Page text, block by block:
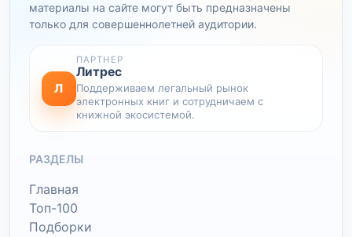
материалы на сайте могут быть предназначены
только для совершеннолетней аудитории.
Л
ПАРТНЕР
Литрес
Поддерживаем легальный рынок
электронных книг и сотрудничаем с
книжной экосистемой.
РАЗДЕЛЫ
Главная
Топ-100
Подборки